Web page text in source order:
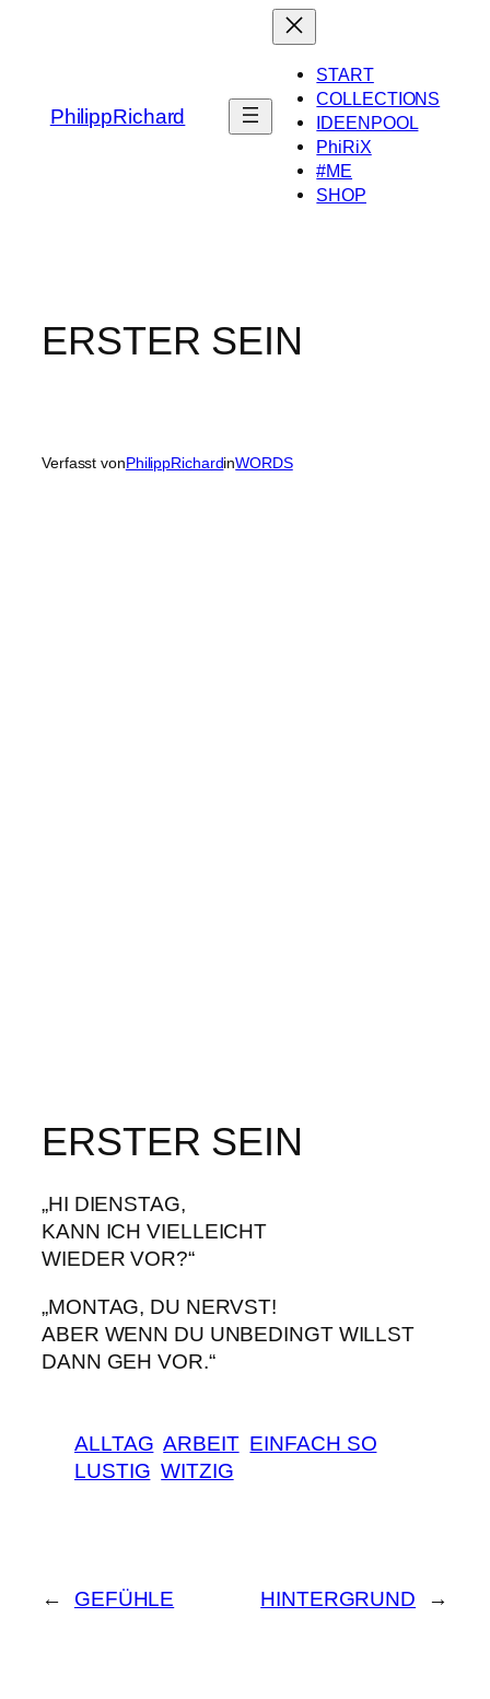
PhilippRichard
START
COLLECTIONS
IDEENPOOL
PhiRiX
#ME
SHOP
ERSTER SEIN
Verfasst vonPhilippRichardinWORDS
ERSTER SEIN
„HI DIENSTAG,
KANN ICH VIELLEICHT
WIEDER VOR?“
„MONTAG, DU NERVST!
ABER WENN DU UNBEDINGT WILLST
DANN GEH VOR.“
ALLTAG ARBEIT EINFACH SO
LUSTIG WITZIG
← GEFÜHLE HINTERGRUND →